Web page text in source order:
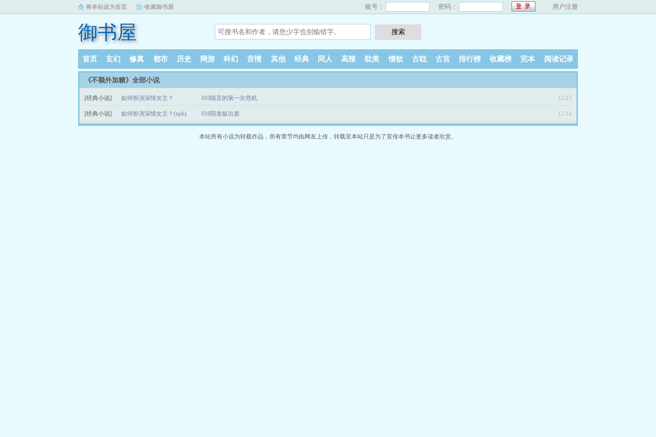
将本站设为首页 收藏御书屋 账号： 密码： 用户注册
御书屋
首页 玄幻 修真 都市 历史 网游 科幻 言情 其他 经典 同人 高辣 耽美 情欲 古耽 古言 排行榜 收藏榜 完本 阅读记录
《不额外加糖》全部小说
[经典小说] 如何扮演深情女主？ 010陆言的第一次危机 12-15
[经典小说] 如何扮演深情女主？(nph) 016陪老板出差 12-14
本站所有小说为转载作品，所有章节均由网友上传，转载至本站只是为了宣传本书让更多读者欣赏。